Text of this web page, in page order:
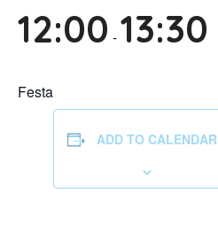
12:00 -13:30
Festa
ADD TO CALENDAR